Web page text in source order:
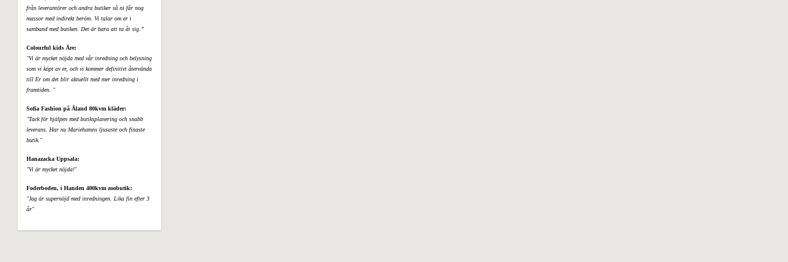
från leverantörer och andra butiker så ni får nog
massor med indirekt beröm. Vi talar om er i
samband med butiken. Det är bara att ta åt sig.”
Colourful kids Åre:
"Vi är mycket nöjda med vår inredning och belysning
som vi köpt av er, och vi kommer definitivt återvända
till Er om det blir aktuellt med mer inredning i
framtiden. "
Sofia Fashion på Åland 80kvm kläder:
"Tack för hjälpen med butiksplanering och snabb
leverans. Har nu Mariehamns ljusaste och finaste
butik."
Hanazacka Uppsala:
"Vi är mycket nöjda!"
Foderboden, i Handen 400kvm zoobutik:
"Jag är supernöjd med inredningen. Lika fin efter 3
år"